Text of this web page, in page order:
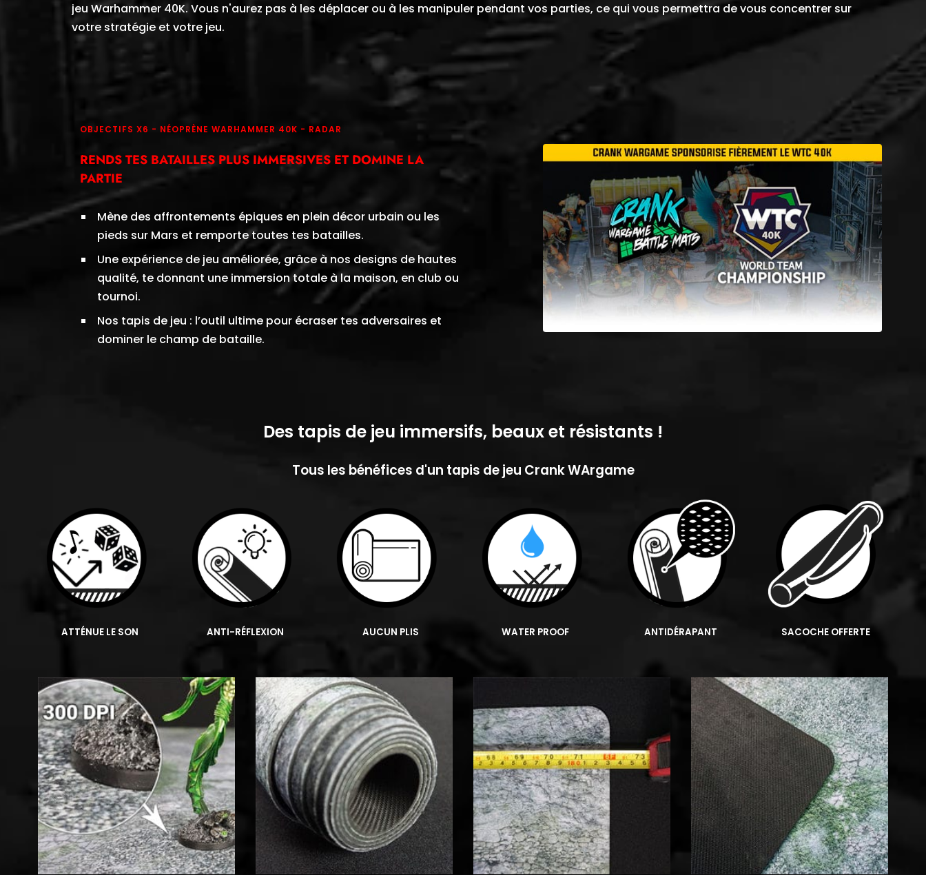
jeu Warhammer 40K. Vous n'aurez pas à les déplacer ou à les manipuler pendant vos parties, ce qui vous permettra de vous concentrer sur
votre stratégie et votre jeu.
OBJECTIFS X6 - NÉOPRÈNE WARHAMMER 40K - RADAR
RENDS TES BATAILLES PLUS IMMERSIVES ET DOMINE LA
PARTIE
Mène des affrontements épiques en plein décor urbain ou les
pieds sur Mars et remporte toutes tes batailles.
Une expérience de jeu améliorée, grâce à nos designs de hautes
qualité, te donnant une immersion totale à la maison, en club ou
tournoi.
Nos tapis de jeu : l’outil ultime pour écraser tes adversaires et
dominer le champ de bataille.
Des tapis de jeu immersifs, beaux et résistants !
Tous les bénéfices d'un tapis de jeu Crank WArgame
ATTÉNUE LE SON ANTI-RÉFLEXION AUCUN PLIS WATER PROOF ANTIDÉRAPANT SACOCHE OFFERTE